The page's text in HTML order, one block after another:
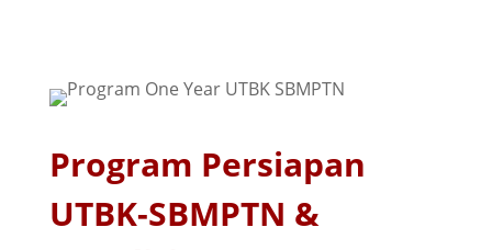
Program Persiapan
UTBK-SBMPTN &